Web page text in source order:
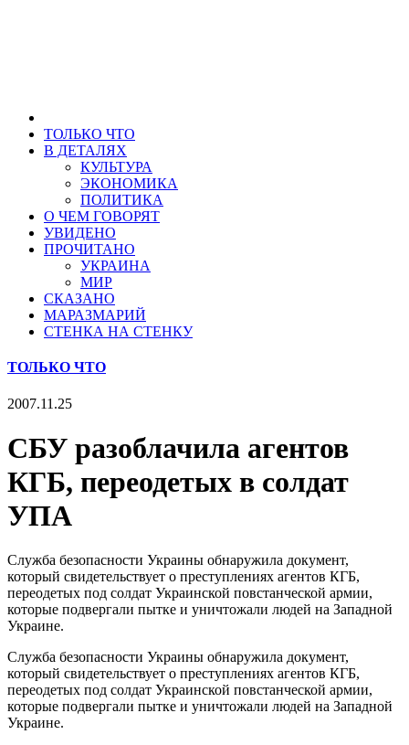
ТОЛЬКО ЧТО
В ДЕТАЛЯХ
КУЛЬТУРА
ЭКОНОМИКА
ПОЛИТИКА
О ЧЕМ ГОВОРЯТ
УВИДЕНО
ПРОЧИТАНО
УКРАИНА
МИР
СКАЗАНО
МАРАЗМАРИЙ
СТЕНКА НА СТЕНКУ
ТОЛЬКО ЧТО
2007.11.25
СБУ разоблачила агентов
КГБ, переодетых в солдат
УПА
Служба безопасности Украины обнаружила документ,
который свидетельствует о преступлениях агентов КГБ,
переодетых под солдат Украинской повстанческой армии,
которые подвергали пытке и уничтожали людей на Западной
Украине.
Служба безопасности Украины обнаружила документ,
который свидетельствует о преступлениях агентов КГБ,
переодетых под солдат Украинской повстанческой армии,
которые подвергали пытке и уничтожали людей на Западной
Украине.